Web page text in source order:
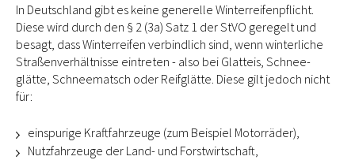
In Deutschland gibt es keine generelle Winterreifenpflicht.
Diese wird durch den § 2 (3a) Satz 1 der StVO geregelt und
besagt, dass Winterreifen verbindlich sind, wenn winterliche
Straßenverhältnisse eintreten - also bei Glatteis, Schnee-
glätte, Schneematsch oder Reifglätte. Diese gilt jedoch nicht
für:
einspurige Kraftfahrzeuge (zum Beispiel Motorräder),
Nutzfahrzeuge der Land- und Forstwirtschaft,